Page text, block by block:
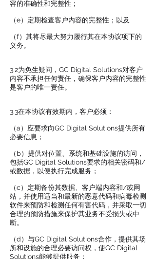
容的准确性和完整性；
（e）定期检查客户内容的完整性；以及
（f）其将尽最大努力履行其在本协议项下的
义务。
3.2为免生疑问，GC Digital Solutions对客户
内容不承担任何责任，确保客户内容的完整性
是客户的唯一责任。
3.3在本协议有效期内，客户必须：
（a）应要求向GC Digital Solutions提供所有
必要信息；
（b）提供对位置、系统和基础设施的访问，
包括GC Digital Solutions要求的相关密码和/
或数据，以便执行完成服务；
（c）定期备份其数据、客户端内容和/或网
站，并使用适当和最新的恶意代码和病毒检测
软件来预防和检测任何有害代码，并采取一切
合理的预防措施来保护其业务不受损失或中
断。
（d）与GC Digital Solutions合作，提供其场
所和设施的合理必要访问权，使GC Digital
Solutions能够提供服务；